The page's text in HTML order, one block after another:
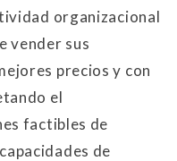
organizacional
vender sus
precios y con
el
factibles de
de